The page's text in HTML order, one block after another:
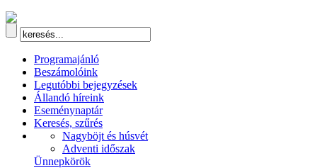
Programajánló
Beszámolóink
Legutóbbi bejegyzések
Állandó híreink
Eseménynaptár
Keresés, szűrés
Nagyböjt és húsvét
Adventi időszak
Ünnepkörök